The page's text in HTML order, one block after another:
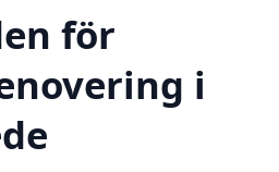
för
i